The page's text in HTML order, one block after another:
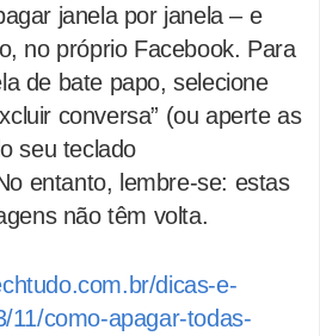
janela por janela – e
no próprio Facebook. Para
de bate papo, selecione
conversa” (ou aperte as
seu teclado
entanto, lembre-se: estas
não têm volta.
dicas-e-
11/como-apagar-todas-